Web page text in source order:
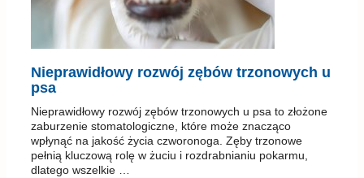
Nieprawidłowy rozwój zębów trzonowych u
psa
Nieprawidłowy rozwój zębów trzonowych u psa to złożone
zaburzenie stomatologiczne, które może znacząco
wpłynąć na jakość życia czworonoga. Zęby trzonowe
pełnią kluczową rolę w żuciu i rozdrabnianiu pokarmu,
dlatego wszelkie …